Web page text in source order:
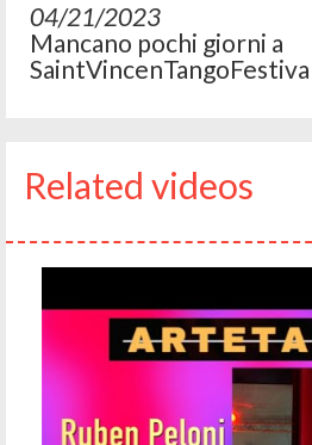
04/21/2023
Mancano pochi giorni a
Related videos